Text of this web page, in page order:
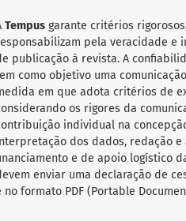
Tempus garante critérios
pela veracidade e
publicação à revista. A
como objetivo uma
em que adota critérios de
os rigores da
individual na
dos dados, redação
e de apoio logístico
enviar uma declaração de
no formato PDF (Portable